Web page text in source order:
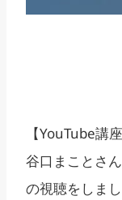
【YouTube
谷口まことさ
の視聴をしまし